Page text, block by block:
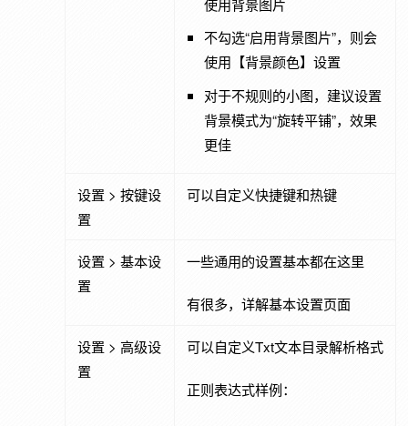
使用背景图片
不勾选“启用背景图片”，则会
使用【背景颜色】设置
对于不规则的小图，建议设置
背景模式为“旋转平铺”，效果
更佳
设置 > 按键设
置
可以自定义快捷键和热键
设置 > 基本设
置
一些通用的设置基本都在这里
有很多，详解基本设置页面
设置 > 高级设
置
可以自定义Txt文本目录解析格式
正则表达式样例：